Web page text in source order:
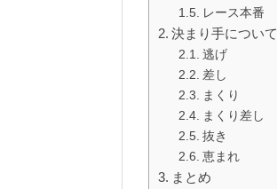
レース本番
決まり手について
逃げ
差し
まくり
まくり差し
抜き
恵まれ
まとめ